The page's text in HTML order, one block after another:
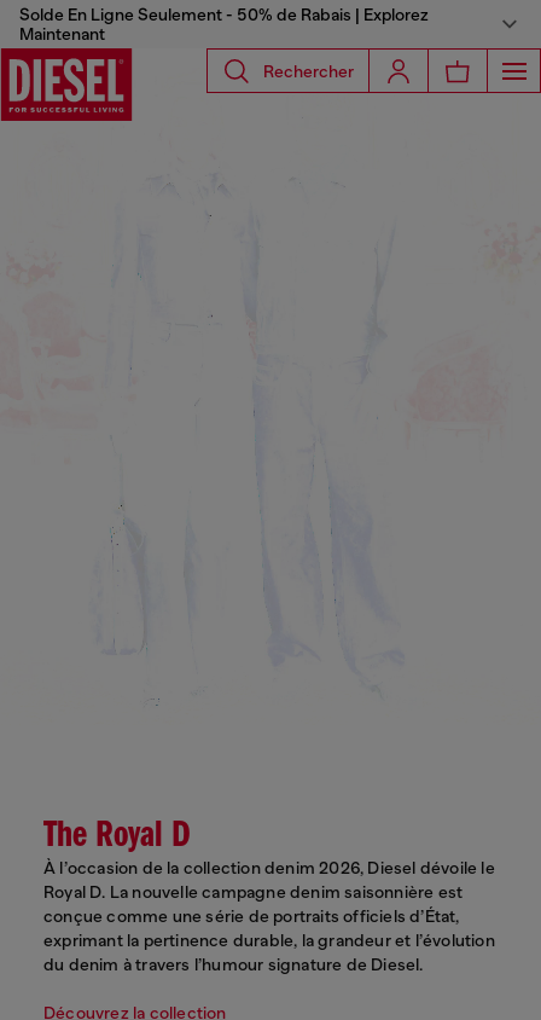
Solde En Ligne Seulement - 50% de Rabais | Explorez
Maintenant
Rechercher
The Royal D
À l’occasion de la collection denim 2026, Diesel dévoile le
Royal D. La nouvelle campagne denim saisonnière est
conçue comme une série de portraits officiels d’État,
exprimant la pertinence durable, la grandeur et l’évolution
du denim à travers l’humour signature de Diesel.
Découvrez la collection